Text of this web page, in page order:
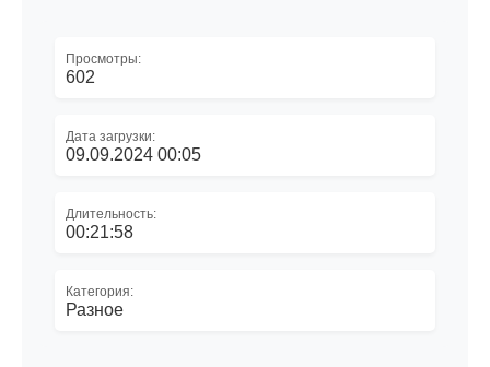
Просмотры:
602
Дата загрузки:
09.09.2024 00:05
Длительность:
00:21:58
Категория:
Разное